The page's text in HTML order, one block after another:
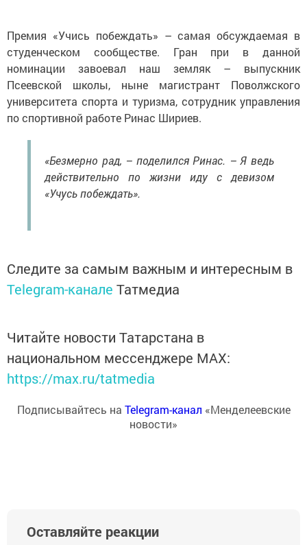
Премия «Учись побеждать» – самая обсуждаемая в
студенческом сообществе. Гран при в данной
номинации завоевал наш земляк – выпускник
Псеевской школы, ныне магистрант Поволжского
университета спорта и туризма, сотрудник управления
по спортивной работе Ринас Шириев.
«Безмерно рад, – поделился Ринас. – Я ведь
действительно по жизни иду с девизом
«Учусь побеждать».
Следите за самым важным и интересным в
Telegram-канале Татмедиа
Читайте новости Татарстана в
национальном мессенджере MАХ:
https://max.ru/tatmedia
Подписывайтесь на Telegram-канал «Менделеевские
новости»
Оставляйте реакции